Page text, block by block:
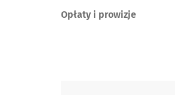
Opłaty i prowizje